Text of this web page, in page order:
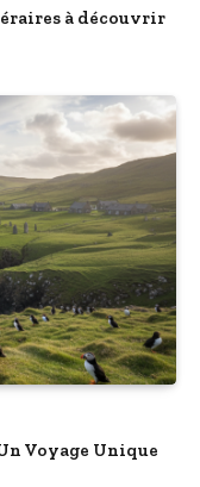
à découvrir
Voyage Unique